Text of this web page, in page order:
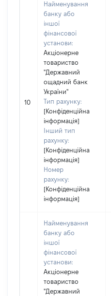
10
Найменування
банку або
іншої
фінансової
установи:
Акціонерне
товариство
"Державний
ощадний банк
України"
Тип рахунку:
[Конфіденційна
інформація]
Інший тип
рахунку:
[Конфіденційна
інформація]
Номер
рахунку:
[Конфіденційна
інформація]
Найменування
банку або
іншої
фінансової
установи:
Акціонерне
товариство
"Державний